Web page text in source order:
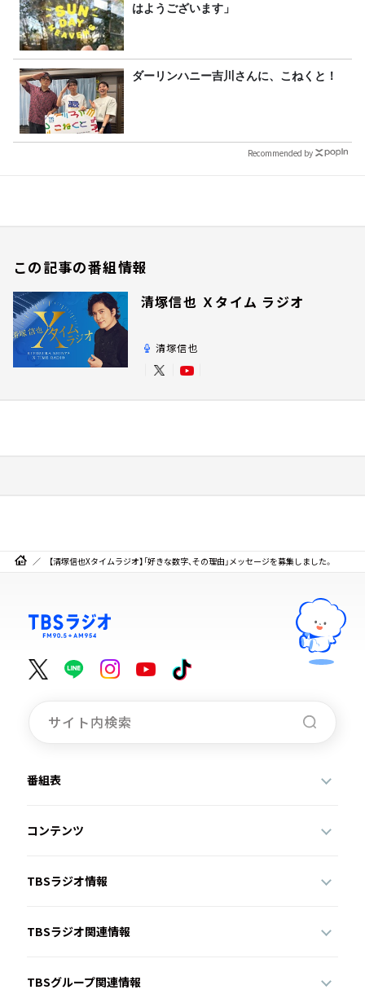
はようございます」
ダーリンハニー吉川さんに、こねくと！
Recommended by
この記事の番組情報
清塚信也 Ｘタイム ラジオ
清塚信也
【清塚信也Xタイムラジオ】「好きな数字、その理由」メッセージを募集しました。
番組表
コンテンツ
TBSラジオ情報
TBSラジオ関連情報
TBSグループ関連情報